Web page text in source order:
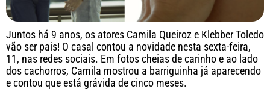
Juntos há 9 anos, os atores Camila Queiroz e Klebber Toledo
vão ser pais! O casal contou a novidade nesta sexta-feira,
11, nas redes sociais. Em fotos cheias de carinho e ao lado
dos cachorros, Camila mostrou a barriguinha já aparecendo
e contou que está grávida de cinco meses.